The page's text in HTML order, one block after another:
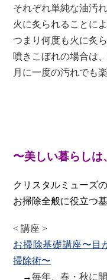
それぞれ単純な油汚
火に炙られることに
つまり何度も火に炙
噴きこぼれの場合は
月に一度の汚れでも
〜美しい暮らし
クリスタルミューズ
お掃除全般に役立つ
< 講座 >
お掃除基礎講座〜目
掃除術〜
→毎年、春・秋に